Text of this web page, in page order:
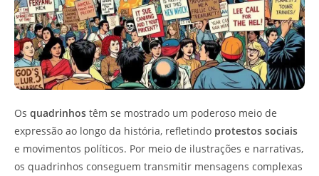
Os quadrinhos têm se mostrado um poderoso meio de
expressão ao longo da história, refletindo protestos sociais
e movimentos políticos. Por meio de ilustrações e narrativas,
os quadrinhos conseguem transmitir mensagens complexas